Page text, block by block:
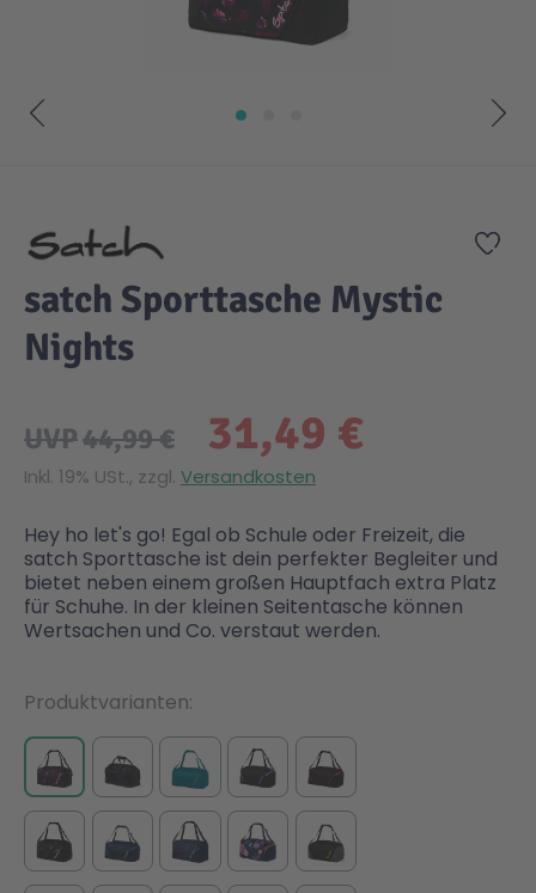
Zur
satch Sporttasche Mystic
Nights
31,49 €
UVP44,99 €
Inkl. 19% USt., zzgl. Versandkosten
Hey ho let's go! Egal ob Schule oder Freizeit, die
satch Sporttasche ist dein perfekter Begleiter und
bietet neben einem großen Hauptfach extra Platz
für Schuhe. In der kleinen Seitentasche können
Wertsachen und Co. verstaut werden.
Produktvarianten